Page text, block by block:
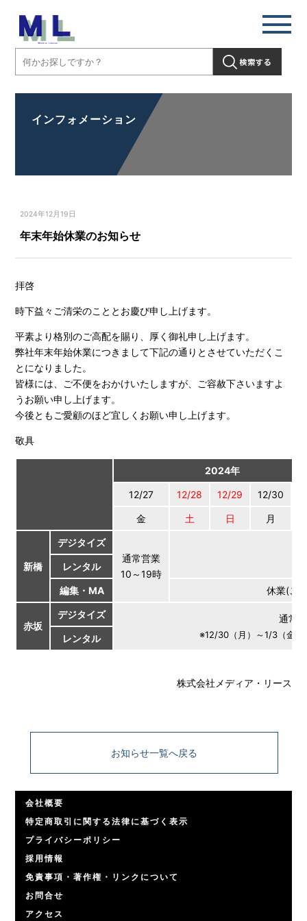
インフォメーション
2024年12月19日
年末年始休業のお知らせ
拝啓
時下益々ご清栄のこととお慶び申し上げます。
平素より格別のご高配を賜り、厚く御礼申し上げます。
弊社年末年始休業につきまして下記の通りとさせていただくこ
とになりました。
皆様には、ご不便をおかけいたしますが、ご容赦下さいますよ
うお願い申し上げます。
今後ともご愛顧のほど宜しくお願い申し上げます。
敬具
2024年
12/27 12/28 12/29 12/30
金 土 日 月
新橋
デジタイズ
通常営業
10～19時
レンタル
編集・MA 休業(ご
赤坂
デジタイズ 通常
※12/30（月）～1/3（金）
レンタル
株式会社メディア・リース
お知らせ一覧へ戻る
会社概要
特定商取引に関する法律に基づく表示
プライバシーポリシー
採用情報
免責事項・著作権・リンクについて
お問合せ
アクセス